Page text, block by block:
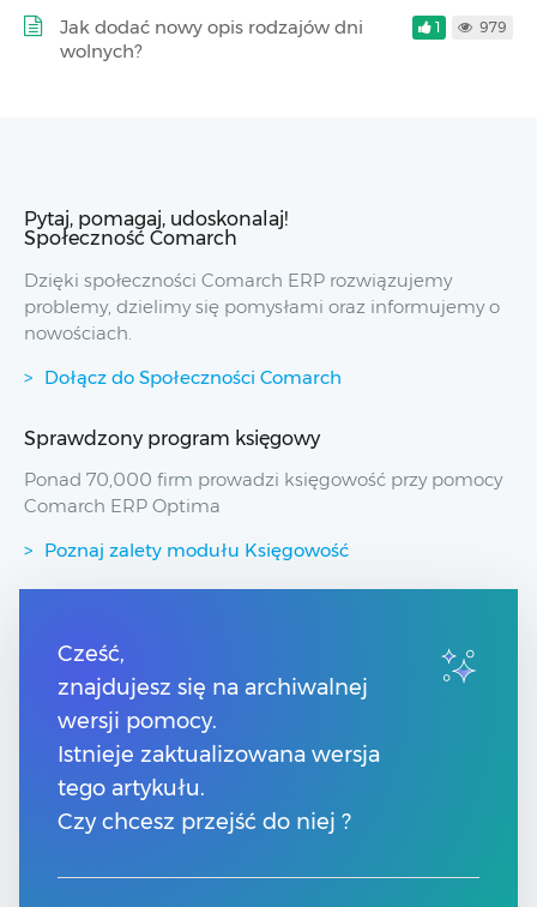
Jak dodać nowy opis rodzajów dni
wolnych?
1 979
Pytaj, pomagaj, udoskonalaj!
Społeczność Comarch
Dzięki społeczności Comarch ERP rozwiązujemy
problemy, dzielimy się pomysłami oraz informujemy o
nowościach.
Dołącz do Społeczności Comarch
Sprawdzony program księgowy
Ponad 70,000 firm prowadzi księgowość przy pomocy
Comarch ERP Optima
Poznaj zalety modułu Księgowość
Przydatne linki
Spis treści
Pomoc Comarch Betterfly
Pomoc Comarch e-Sklep
Pomoc Comarch HRM
Kontakt
Znajdź Partnera Comarch
Cześć,
znajdujesz się na archiwalnej
wersji pomocy.
Istnieje zaktualizowana wersja
tego artykułu.
Czy chcesz przejść do niej ?